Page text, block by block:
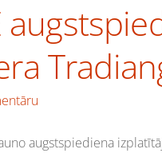
augstspiediena